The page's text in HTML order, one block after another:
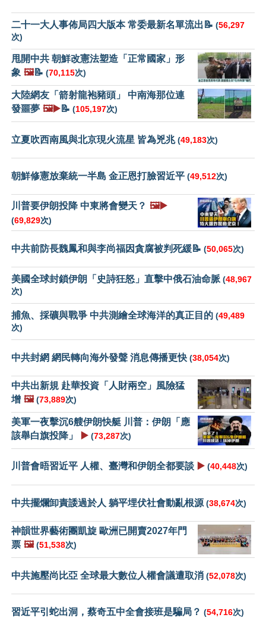
二十一大人事佈局四大版本 常委最新名單流出📝 (56,297
次)
甩開中共 朝鮮改憲法塑造「正常國家」形
象 🖼️📝 (70,115次)
大陸網友「箭射龍袍豬頭」 中南海那位連
發噩夢 🖼️▶️📝 (105,197次)
立夏吹西南風與北京現火流星 皆為兇兆(49,183次)
朝鮮修憲放棄統一半島 金正恩打臉習近平 (49,512次)
川普要伊朗投降 中東將會變天？ 🖼️▶️
(69,829次)
中共前防長魏鳳和與李尚福因貪腐被判死緩📝 (50,065次)
美國全球封鎖伊朗「史詩狂怒」直擊中俄石油命脈 (48,967
次)
捕魚、採礦與戰爭 中共測繪全球海洋的真正目的 (49,489
次)
中共封網 網民轉向海外發聲 消息傳播更快 (38,054次)
中共出新規 赴華投資「人財兩空」風險猛
增 🖼️ (73,889次)
美軍一夜擊沉6艘伊朗快艇 川普：伊朗「應
該舉白旗投降」
▶️ (73,287次)
川普會晤習近平 人權、臺灣和伊朗全都要談 ▶️ (40,448次)
中共擺爛卸責諉過於人 躺平埋伏社會動亂根源 (38,674次)
神韻世界藝術團凱旋 歐洲已開賣2027年門
票 🖼️ (51,538次)
中共施壓尚比亞 全球最大數位人權會議遭取消 (52,078次)
習近平引蛇出洞，蔡奇五中全會接班是騙局？ (54,716次)